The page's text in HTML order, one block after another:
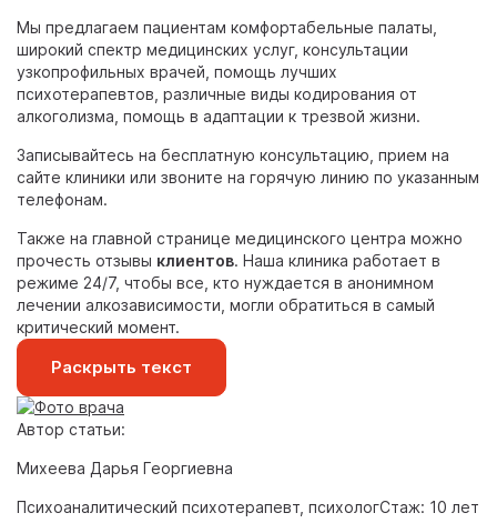
Мы предлагаем пациентам комфортабельные палаты,
широкий спектр медицинских услуг, консультации
узкопрофильных врачей, помощь лучших
психотерапевтов, различные виды кодирования от
алкоголизма, помощь в адаптации к трезвой жизни.
Записывайтесь на бесплатную консультацию, прием на
сайте клиники или звоните на горячую линию по указанным
телефонам.
Также на главной странице медицинского центра можно
прочесть отзывы клиентов. Наша клиника работает в
режиме 24/7, чтобы все, кто нуждается в анонимном
лечении алкозависимости, могли обратиться в самый
критический момент.
Раскрыть текст
Автор статьи:
Михеева Дарья Георгиевна
Психоаналитический психотерапевт, психологСтаж: 10 лет